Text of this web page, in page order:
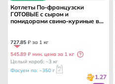
Котлеты По-французски
ГОТОВЫЕ с сыром и
помидорами свино-куриные вес
727.85 ₽ за 1 кг
545.89 ₽ мин. цена за 1 кг
Целый короб: ~3 кг
Фасуем по: ~350 г
1.27